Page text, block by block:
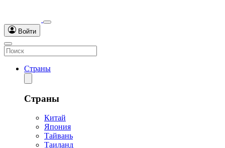
Войти
Страны
Страны
Китай
Япония
Тайвань
Таиланд